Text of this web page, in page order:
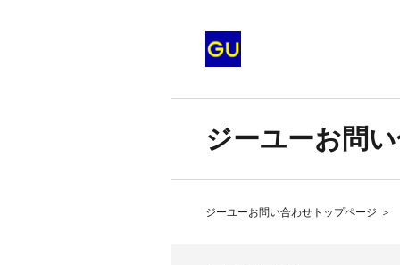
ジーユーお問
ジーユーお問い合わせトップページ ＞